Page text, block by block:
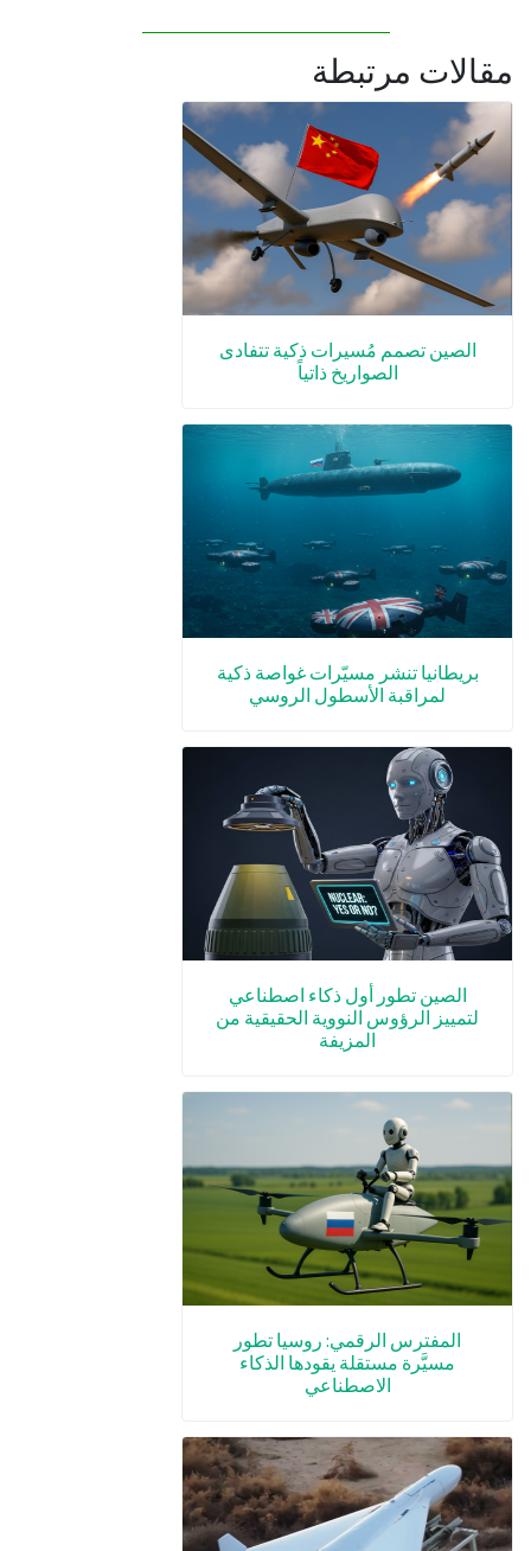
مقالات مرتبطة
الصين تصمم مُسيرات ذكية تتفادى
الصواريخ ذاتياً
بريطانيا تنشر مسيّرات غواصة ذكية
لمراقبة الأسطول الروسي
الصين تطور أول ذكاء اصطناعي
لتمييز الرؤوس النووية الحقيقية من
المزيفة
المفترس الرقمي: روسيا تطور
مسيَّرة مستقلة يقودها الذكاء
الاصطناعي